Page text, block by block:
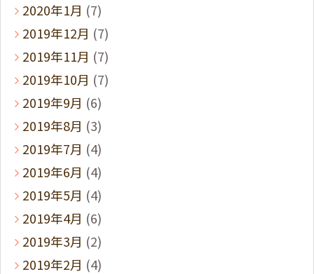
2020年1月 (7)
2019年12月 (7)
2019年11月 (7)
2019年10月 (7)
2019年9月 (6)
2019年8月 (3)
2019年7月 (4)
2019年6月 (4)
2019年5月 (4)
2019年4月 (6)
2019年3月 (2)
2019年2月 (4)